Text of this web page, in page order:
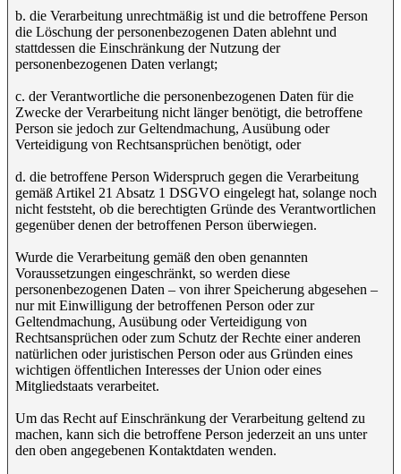
b. die Verarbeitung unrechtmäßig ist und die betroffene Person
die Löschung der personenbezogenen Daten ablehnt und
stattdessen die Einschränkung der Nutzung der
personenbezogenen Daten verlangt;
c. der Verantwortliche die personenbezogenen Daten für die
Zwecke der Verarbeitung nicht länger benötigt, die betroffene
Person sie jedoch zur Geltendmachung, Ausübung oder
Verteidigung von Rechtsansprüchen benötigt, oder
d. die betroffene Person Widerspruch gegen die Verarbeitung
gemäß Artikel 21 Absatz 1 DSGVO eingelegt hat, solange noch
nicht feststeht, ob die berechtigten Gründe des Verantwortlichen
gegenüber denen der betroffenen Person überwiegen.
Wurde die Verarbeitung gemäß den oben genannten
Voraussetzungen eingeschränkt, so werden diese
personenbezogenen Daten – von ihrer Speicherung abgesehen –
nur mit Einwilligung der betroffenen Person oder zur
Geltendmachung, Ausübung oder Verteidigung von
Rechtsansprüchen oder zum Schutz der Rechte einer anderen
natürlichen oder juristischen Person oder aus Gründen eines
wichtigen öffentlichen Interesses der Union oder eines
Mitgliedstaats verarbeitet.
Um das Recht auf Einschränkung der Verarbeitung geltend zu
machen, kann sich die betroffene Person jederzeit an uns unter
den oben angegebenen Kontaktdaten wenden.